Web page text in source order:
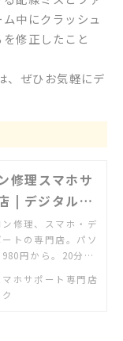
中にクラッシュ
修正したこと
、ぜひお気軽にデ
修理スマホサ
| デジタルド
店
修理、スマホ・デ
トの専門店。パソ
円から。20分22
「使い方何でも相
駐車場あり、赤塚
ホサポート専門店